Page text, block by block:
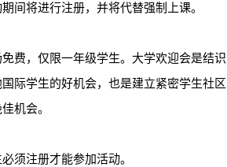
间将进行注册，并将代替强制上课。
免费，仅限一年级学生。 大学欢迎会是结识
际学生的好机会，也是建立紧密学生社区
机会。
须注册才能参加活动。